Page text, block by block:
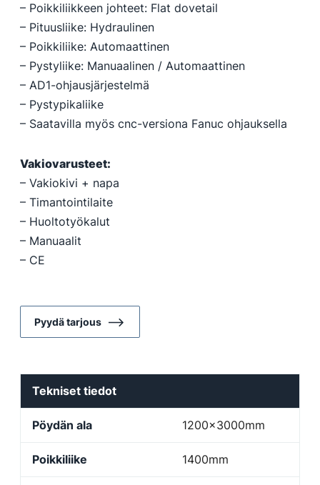
– Poikkiliikkeen johteet: Flat dovetail
– Pituusliike: Hydraulinen
– Poikkiliike: Automaattinen
– Pystyliike: Manuaalinen / Automaattinen
– AD1-ohjausjärjestelmä
– Pystypikaliike
– Saatavilla myös cnc-versiona Fanuc ohjauksella
Vakiovarusteet:
– Vakiokivi + napa
– Timantointilaite
– Huoltotyökalut
– Manuaalit
– CE
Pyydä tarjous
Tekniset tiedot
Pöydän ala 1200x3000mm
Poikkiliike 1400mm